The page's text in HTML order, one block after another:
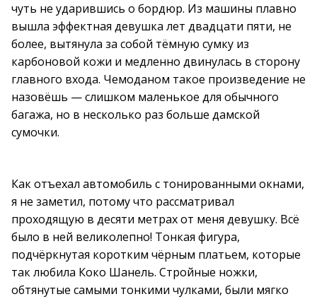
чуть не ударившись о бордюр. Из машины плавно
вышла эффектная девушка лет двадцати пяти, не
более, вытянула за собой тёмную сумку из
карбоновой кожи и медленно двинулась в сторону
главного входа. Чемоданом такое произведение не
назовёшь — слишком маленькое для обычного
багажа, но в несколько раз больше дамской
сумочки.
Как отъехал автомобиль с тонированными окнами,
я не заметил, потому что рассматривал
проходящую в десяти метрах от меня девушку. Всё
было в ней великолепно! Тонкая фигура,
подчёркнутая коротким чёрным платьем, которые
так любила Коко Шанель. Стройные ножки,
обтянутые самыми тонкими чулками, были мягко